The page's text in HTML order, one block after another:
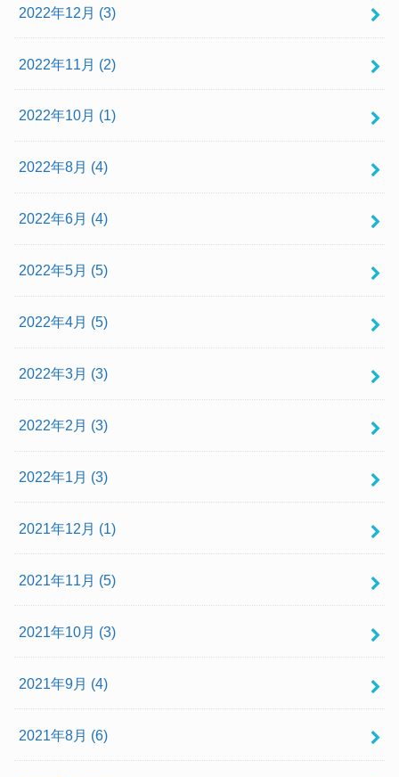
2022年12月 (3)
2022年11月 (2)
2022年10月 (1)
2022年8月 (4)
2022年6月 (4)
2022年5月 (5)
2022年4月 (5)
2022年3月 (3)
2022年2月 (3)
2022年1月 (3)
2021年12月 (1)
2021年11月 (5)
2021年10月 (3)
2021年9月 (4)
2021年8月 (6)